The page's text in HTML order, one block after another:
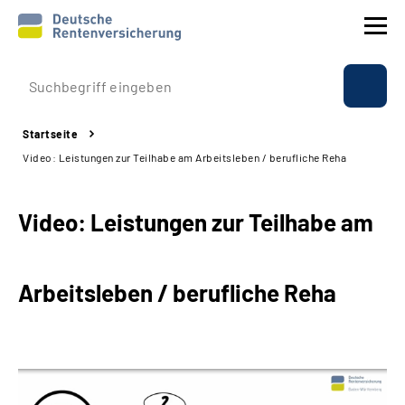
Prävention
Reha
Experten
Online-Services
Startseite
Video: Leistungen zur Teilhabe am Arbeitsleben / berufliche Reha
Video: Leistungen zur Teilhabe am
Arbeitsleben / berufliche Reha